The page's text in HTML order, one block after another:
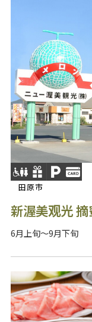
田原市
新渥美观光
6月上旬～9月下旬